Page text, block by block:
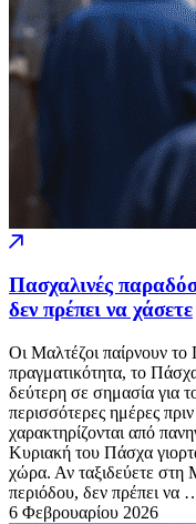
Πασχαλινές
δεν πρέπει να χάσετε
Οι Μαλτέζοι παίρνουν
πραγματικότητα, το
δεύτερη σε σημασία για
περισσότερες ημέρες
χαρακτηρίζονται από
Κυριακή του Πάσχα
χώρα. Αν ταξιδεύετε στη
περιόδου, δεν πρέπει να
6 Φεβρουαρίου 2026